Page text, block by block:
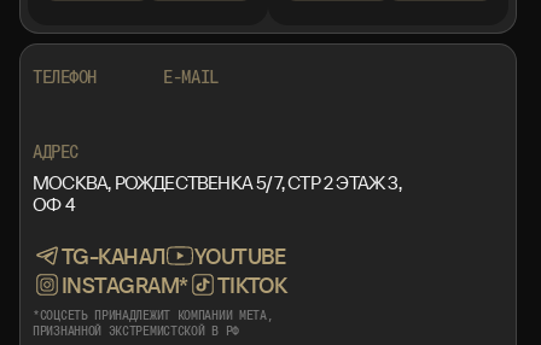
ТЕЛЕФОН E-MAIL
АДРЕС
МОСКВА, РОЖДЕСТВЕНКА 5/7, СТР 2 ЭТАЖ 3,
ОФ 4
TG-КАНАЛ
YOUTUBE
INSTAGRAM*
TIKTOK
*СОЦСЕТЬ ПРИНАДЛЕЖИТ КОМПАНИИ META,
ПРИЗНАННОЙ ЭКСТРЕМИСТСКОЙ В РФ